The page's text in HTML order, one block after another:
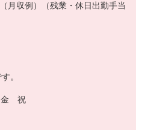
月収例）（残業・休日出勤手当
。
金 祝